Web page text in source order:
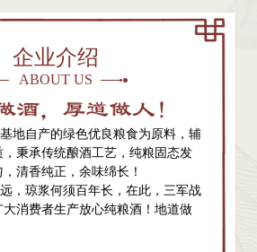
企业介绍
ABOUT US
地自产的绿色优良粮食为原料，辅
秉承传统酿酒工艺，纯粮固态发
清香纯正，余味绵长！
，琼浆何须百年长，在此，三军战
消费者生产放心纯粮酒！地道做